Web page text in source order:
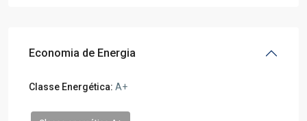
Economia de Energia
Classe Energética: A+